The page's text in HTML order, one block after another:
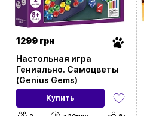
1299 грн
Настольная игра
Гениально. Самоцветы
(Genius Gems)
Купить